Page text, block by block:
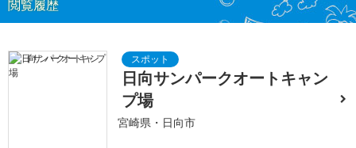
閲覧履歴
日向サンパークオートキャン
プ場
宮崎県・日向市